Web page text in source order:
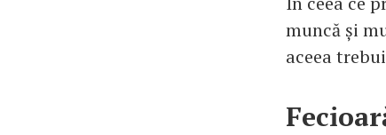
muncă și
aceea